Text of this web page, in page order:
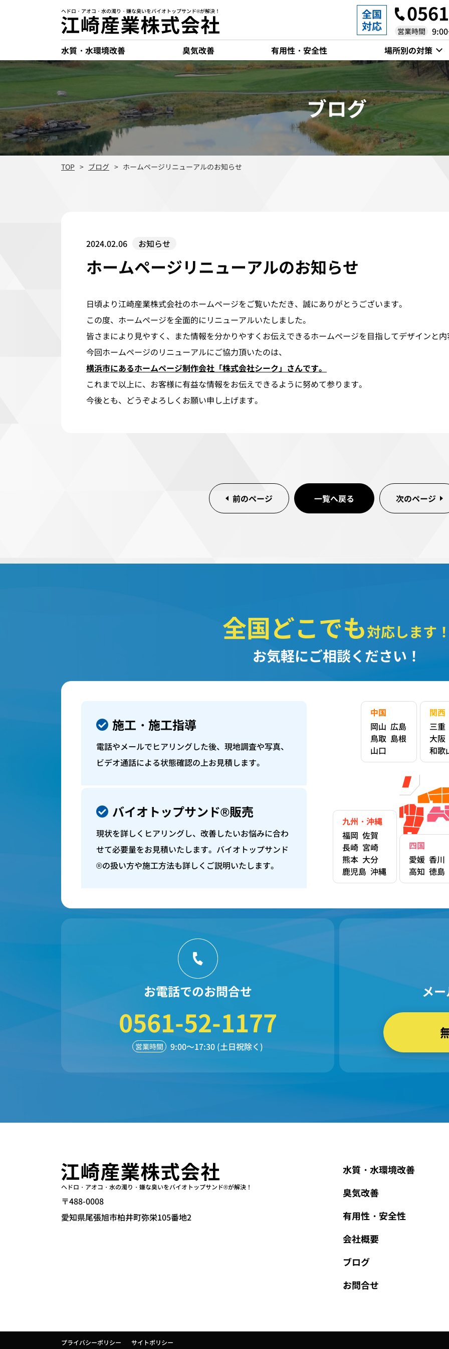
ヘドロ・アオコ・水の濁り・嫌な臭いをバイオトップサンド®が解決！
全国
対応
営業時間
水質・水環境改善
臭気改善 有用性・安全性 場所別の対策
池 畜産場
ブログ
TOP ブログ ホームページリニューアルのお知らせ
2024.02.06 お知らせ
ホームページリニューアルのお知らせ
日頃より江崎産業株式会社のホームページをご覧いただき、誠にありがとうございます。
この度、ホームページを全面的にリニューアルいたしました。
皆さまにより見やすく、また情報を分かりやすくお伝えできるホームページを目指してデザインと
今回ホームページのリニューアルにご協力頂いたのは、
横浜市にあるホームページ制作会社「株式会社シーク」さんです。
これまで以上に、お客様に有益な情報をお伝えできるように努めて参ります。
今後とも、どうぞよろしくお願い申し上げます。
前のページ 一覧へ戻る 次のページ
全国どこでも対応します
お気軽にご相談ください！
施工・施工指導
電話やメールでヒアリングした後、現地調査や写真、
ビデオ通話による状態確認の上お見積します。
バイオトップサンド®販売
現状を詳しくヒアリングし、改善したいお悩みに合わ
せて必要量をお見積いたします。バイオトップサンド
®の扱い方や施工方法も詳しくご説明いたします。
関西
三重
大阪
和歌
中国
岡山 広島
鳥取 島根
山口
四国
愛媛 香川
高知 徳島
九州・沖縄
福岡 佐賀
長崎 宮崎
熊本 大分
鹿児島 沖縄
お電話でのお問合せ
0561-52-1177
営業時間 9:00～17:30 (土日祝除く)
メ
水質・水環境改善
臭気改善
有用性・安全性
会社概要
ブログ
お問合せ
ヘドロ・アオコ・水の濁り・嫌な臭いをバイオトップサンド®が解決！
〒488-0008
愛知県尾張旭市柏井町弥栄105番地2
プライバシーポリシー サイトポリシー